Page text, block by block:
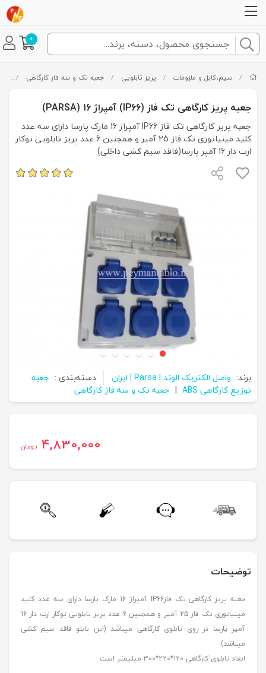
0
/ سیم،کابل و ملزومات / پریز تابلویی / جعبه تک و سه فاز کارگاهی /
جعبه پریز کارگاهی تک فاز (IP66) آمپراژ 16 (PARSA)
جعبه پریز کارگاهی تک فاز IP66 آمپراژ 16 مارک پارسا دارای سه عدد
کلید مینیاتوری تک فاز 25 آمپر و همچنین 6 عدد پریز تابلویی توکار
ارت دار 16 آمپر پارسا(فاقد سیم کشی داخلی)
برند: واصل الکتریک الوند | Parsa | ایران دسته‌بندی : جعبه
توزیع کارگاهی ABS
| جعبه تک و سه فاز کارگاهی
4,830,000 تومان
توضیحات
جعبه پریز کارگاهی تک فازIP66 آمپراژ 16 مارک پارسا دارای سه عدد کلید
مینیاتوری تک فاز 25 آمپر و همچنین 6 عدد پریز تابلویی توکار ارت دار 16
آمپر پارسا در روی تابلوی کارگاهی میباشد (این تابلو فاقد سیم کشی
میباشد)
ابعاد تابلوی کارگاهی 120*220*300 میلیمتر است